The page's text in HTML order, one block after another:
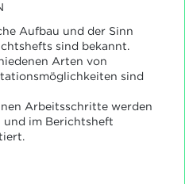
Aufbau und der Sinn
sind bekannt.
Arten von
sind
Arbeitsschritte werden
und im Berichtsheft